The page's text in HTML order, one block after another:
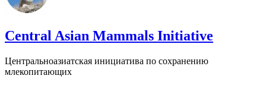
Central Asian Mammals Initiative
Центральноазиатская инициатива по сохранению
млекопитающих